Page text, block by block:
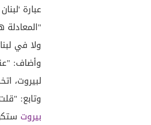
عبارة
ولا في
وأضاف:
لبيروت،
وتابع:
بيروت